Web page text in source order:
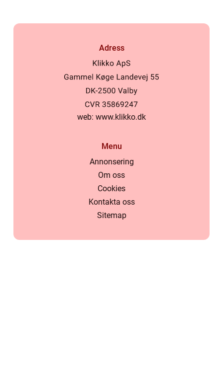
Adress
web: www.klikko.dk
Menu
Annonsering
Om oss
Cookies
Kontakta oss
Sitemap